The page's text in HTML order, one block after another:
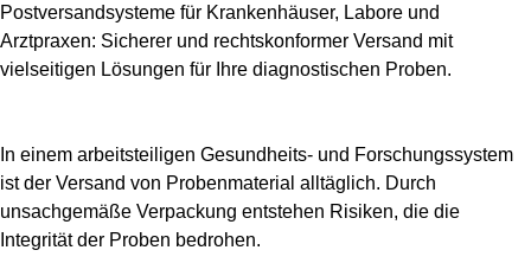
Postversandsysteme für Krankenhäuser, Labore und
Arztpraxen: Sicherer und rechtskonformer Versand mit
vielseitigen Lösungen für Ihre diagnostischen Proben.
In einem arbeitsteiligen Gesundheits- und Forschungssystem
ist der Versand von Probenmaterial alltäglich. Durch
unsachgemäße Verpackung entstehen Risiken, die die
Integrität der Proben bedrohen.